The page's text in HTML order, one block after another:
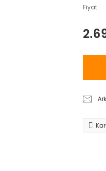
Fiyat